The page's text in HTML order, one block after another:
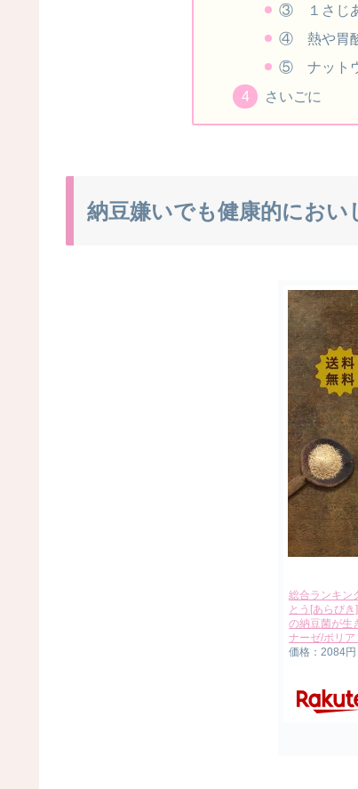
③ １さじあ
④ 熱や胃酸
⑤ ナットウ
さいごに
納豆嫌いでも健康的におい
総合ランキン
とう[あらび
の納豆菌が生
ナーゼ/ポリ
価格：2084